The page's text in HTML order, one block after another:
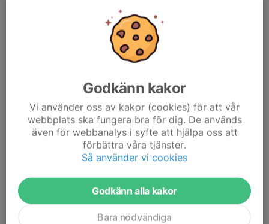
Vår yngsta grupp, för dom mellan 7-8 år (under 2025 födda
2017+2018, inga undantag för yngre). Inriktningen är lekfulla och
rörelserika övningar i skogsmiljö och det kommer också att
hjälpmedel för att hitta till nya platser.
Vi träffas på måndagar under maj-juni och augusti-september.
Godkänn kakor
Vi använder oss av kakor (cookies) för att vår
webbplats ska fungera bra för dig. De används
även för webbanalys i syfte att hjälpa oss att
förbättra våra tjänster.
Så använder vi cookies
Godkänn alla kakor
Bara nödvändiga